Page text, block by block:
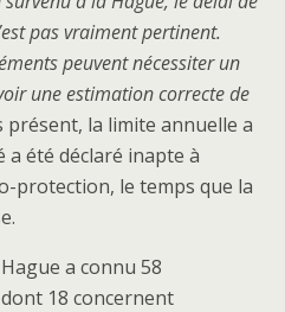
pas vraiment pertinent.
peuvent nécessiter un
une estimation correcte de
présent, la limite annuelle a
a été déclaré inapte à
protection, le temps que la
a connu 58
18 concernent